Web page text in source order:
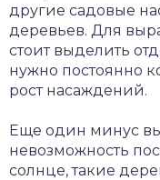
другие садовые
деревьев. Для
стоит выделить
нужно постоянно
рост насаждений.
Еще один минус
невозможность
солнце, такие